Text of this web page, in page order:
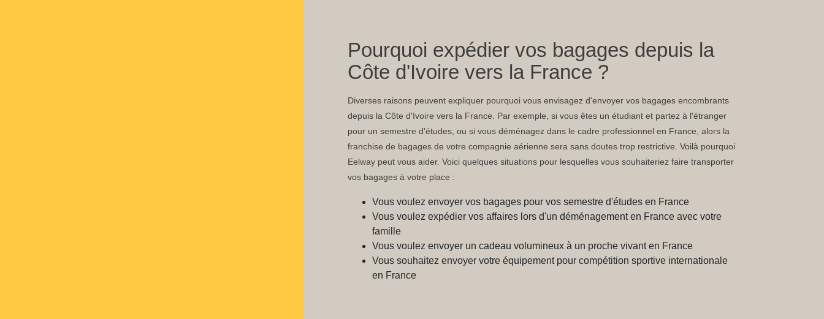
Pourquoi expédier vos bagages depuis la
Côte d'Ivoire vers la France ?
Diverses raisons peuvent expliquer pourquoi vous envisagez d'envoyer vos bagages encombrants
depuis la Côte d'Ivoire vers la France. Par exemple, si vous êtes un étudiant et partez à l'étranger
pour un semestre d'études, ou si vous déménagez dans le cadre professionnel en France, alors la
franchise de bagages de votre compagnie aérienne sera sans doutes trop restrictive. Voilà pourquoi
Eelway peut vous aider. Voici quelques situations pour lesquelles vous souhaiteriez faire transporter
vos bagages à votre place :
Vous voulez envoyer vos bagages pour vos semestre d'études en France
Vous voulez expédier vos affaires lors d'un déménagement en France avec votre
famille
Vous voulez envoyer un cadeau volumineux à un proche vivant en France
Vous souhaitez envoyer votre équipement pour compétition sportive internationale
en France